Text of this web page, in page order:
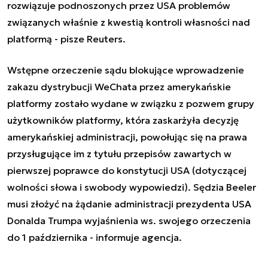
rozwiązuje podnoszonych przez USA problemów
związanych właśnie z kwestią kontroli własności nad
platformą - pisze Reuters.
Wstępne orzeczenie sądu blokujące wprowadzenie
zakazu dystrybucji WeChata przez amerykańskie
platformy zostało wydane w związku z pozwem grupy
użytkowników platformy, która zaskarżyła decyzję
amerykańskiej administracji, powołując się na prawa
przysługujące im z tytułu przepisów zawartych w
pierwszej poprawce do konstytucji USA (dotyczącej
wolności słowa i swobody wypowiedzi). Sędzia Beeler
musi złożyć na żądanie administracji prezydenta USA
Donalda Trumpa wyjaśnienia ws. swojego orzeczenia
do 1 października - informuje agencja.